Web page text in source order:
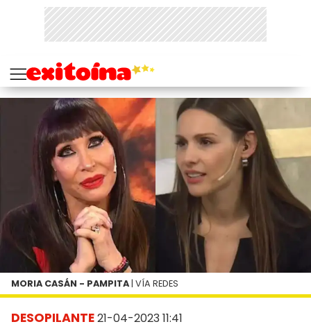
DESOPILANTE21-04-2023 11:41
MORIA CASÁN - PAMPITA | VÍA REDES